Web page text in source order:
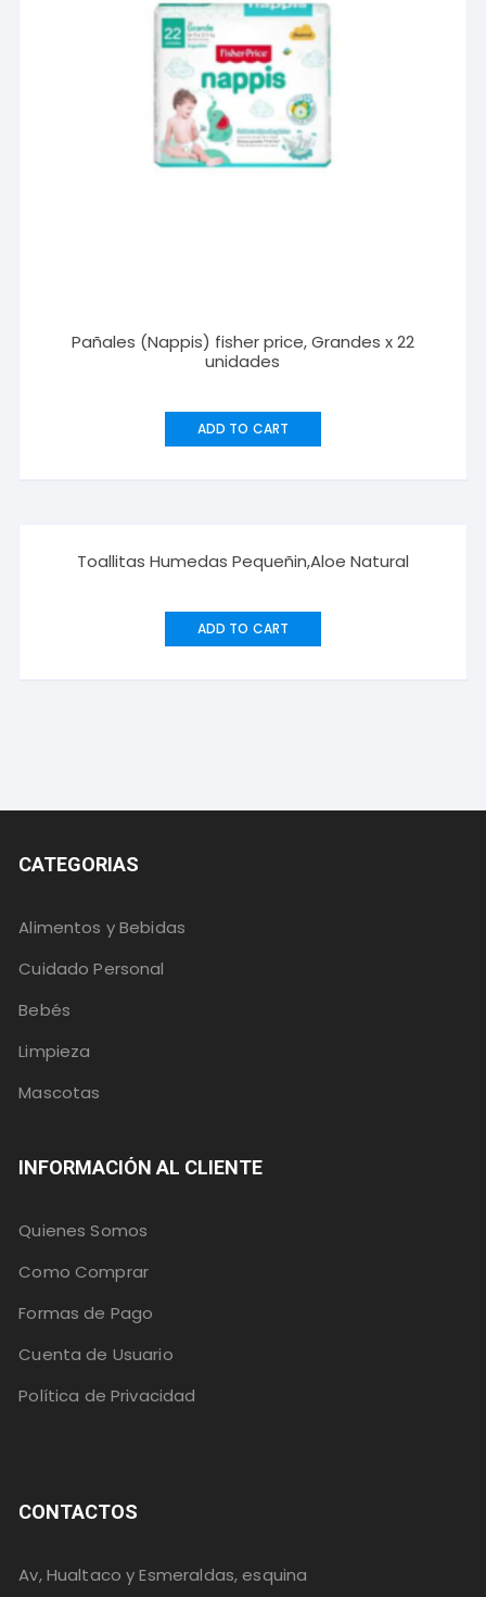
Pañales (Nappis) fisher price, Grandes x 22
unidades
ADD TO CART
Toallitas Humedas Pequeñin,Aloe Natural
ADD TO CART
CATEGORIAS
Alimentos y Bebidas
Cuidado Personal
Bebés
Limpieza
Mascotas
INFORMACIÓN AL CLIENTE
Quienes Somos
Como Comprar
Formas de Pago
Cuenta de Usuario
Política de Privacidad
CONTACTOS
Av, Hualtaco y Esmeraldas, esquina